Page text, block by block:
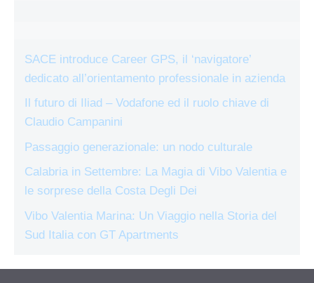
SACE introduce Career GPS, il ‘navigatore’
dedicato all’orientamento professionale in azienda
Il futuro di Iliad – Vodafone ed il ruolo chiave di
Claudio Campanini
Passaggio generazionale: un nodo culturale
Calabria in Settembre: La Magia di Vibo Valentia e
le sorprese della Costa Degli Dei
Vibo Valentia Marina: Un Viaggio nella Storia del
Sud Italia con GT Apartments